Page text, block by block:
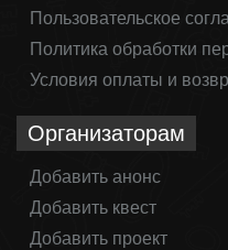
Пользовательское
Политика обработки
Условия оплаты и
Организаторам
Добавить анонс
Добавить квест
Добавить проект